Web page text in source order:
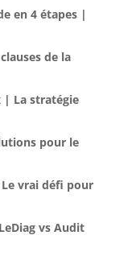
en 4 étapes |
de la
| La stratégie
pour le
vrai défi pour
vs Audit